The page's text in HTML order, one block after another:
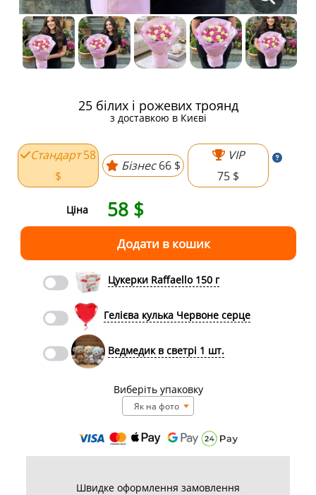
25 білих і рожевих троянд
з доставкою в Києві
Стандарт 58
$
Бізнес 66 $
VIP
75 $
Ціна 58 $
Цукерки Raffaello 150 г
Гелієва кулька Червоне серце
Ведмедик в светрі 1 шт.
Виберіть упаковку
Як на фото
Швидке оформлення замовлення